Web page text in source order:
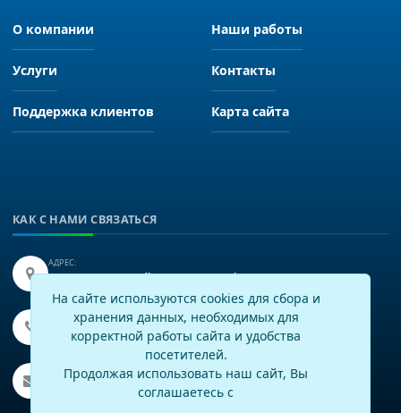
О компании Наши работы
Услуги Контакты
Поддержка клиентов Карта сайта
КАК С НАМИ СВЯЗАТЬСЯ
АДРЕС:
Иркутск, улица Байкальская 249, офис 225.
ТЕЛЕФОН:
+7(3952)43-60-16
EMAIL:
info@virtech.ru
На сайте используются cookies для сбора и
хранения данных, необходимых для
корректной работы сайта и удобства
посетителей.
Продолжая использовать наш сайт, Вы
соглашаетесь с